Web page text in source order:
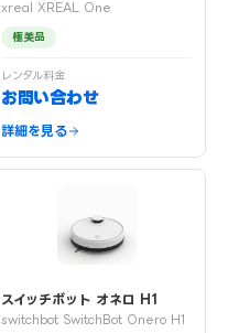
xreal XREAL One
極美品
レンタル料金
お問い合わせ
詳細を見る
スイッチボット オネロ H1
switchbot SwitchBot Onero H1